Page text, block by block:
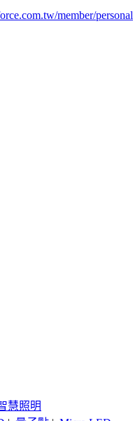
member/personal
慧照明